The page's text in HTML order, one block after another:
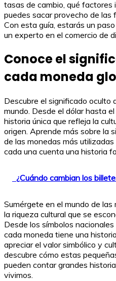
tasas de cambio, qué factores
puedes sacar provecho de las
Con esta guía, estarás un
un experto en el comercio de
Conoce el
cada moneda
Descubre el significado oculto
mundo. Desde el dólar hasta
historia única que refleja la
origen. Aprende más sobre la
de las monedas más
cada una cuenta una historia
¿Cuándo cambian los
Sumérgete en el mundo de
la riqueza cultural que se
Desde los símbolos
cada moneda tiene una
apreciar el valor simbólico y
descubre cómo estas
pueden contar grandes
vivimos.